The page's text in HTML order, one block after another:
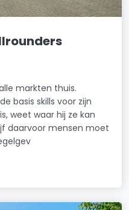
markten thuis.
basis skills voor zijn
weet waar hij ze kan
daarvoor mensen moet